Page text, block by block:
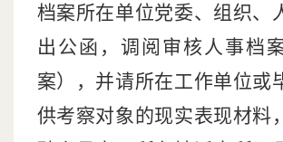
档案所在单位党委、组织、
出公函，调阅审核人事档
案），并请所在工作单位或
供考察对象的现实表现材料